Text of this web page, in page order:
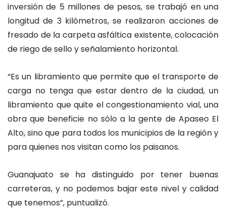
inversión de 5 millones de pesos, se trabajó en una
longitud de 3 kilómetros, se realizaron acciones de
fresado de la carpeta asfáltica existente, colocación
de riego de sello y señalamiento horizontal.
“Es un libramiento que permite que el transporte de
carga no tenga que estar dentro de la ciudad, un
libramiento que quite el congestionamiento vial, una
obra que beneficie no sólo a la gente de Apaseo El
Alto, sino que para todos los municipios de la región y
para quienes nos visitan como los paisanos.
Guanajuato se ha distinguido por tener buenas
carreteras, y no podemos bajar este nivel y calidad
que tenemos”, puntualizó.